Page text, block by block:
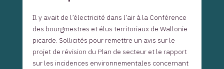
Il y avait de l’électricité dans l’air à la Conférence
des bourgmestres et élus territoriaux de Wallonie
picarde. Sollicités pour remettre un avis sur le
projet de révision du Plan de secteur et le rapport
sur les incidences environnementales concernant